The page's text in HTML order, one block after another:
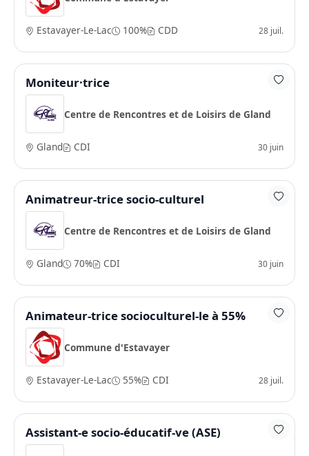
Estavayer-Le-Lac 100% CDD 28 juil.
Moniteur·trice
Centre de Rencontres et de Loisirs de Gland
Gland CDI 30 juin
Animatreur-trice socio-culturel
Centre de Rencontres et de Loisirs de Gland
Gland 70% CDI 30 juin
Animateur-trice socioculturel-le à 55%
Commune d'Estavayer
Estavayer-Le-Lac 55% CDI 28 juil.
Assistant-e socio-éducatif-ve (ASE)